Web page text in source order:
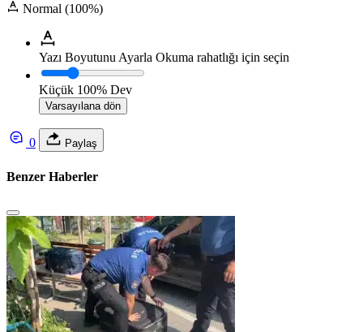
Normal (100%)
Yazı Boyutunu Ayarla Okuma rahatlığı için seçin
Küçük 100% Dev
Varsayılana dön
0 Paylaş
Benzer Haberler